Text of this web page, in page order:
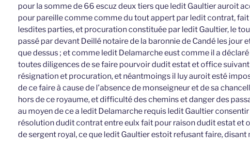
pour la somme de 66 escuz deux tiers que ledit Gaultier auroit
pour pareille comme comme du tout appert par ledit contrat,
lesdites parties, et procuration constituée par ledit Gaultier, le
passé par devant Deillé notaire de la baronnie de Candé les jour
que dessus ; et comme ledit Delamarche eust comme il a
toutes diligences de se faire pourvoir dudit estat et office
résignation et procuration, et néantmoings il luy auroit esté
de ce faire à cause de l’absence de monseigneur et de sa
hors de ce royaume, et difficulté des chemins et danger des
au moyen de ce a ledit Delamarche requis ledit Gaultier consentir
résolution dudit contrat entre eulx fait pour raison dudit estat et
de sergent royal, ce que ledit Gaultier estoit refusant faire, disant